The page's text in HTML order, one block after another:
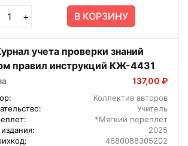
+ В КОРЗИНУ
учета проверки знаний
правил инструкций КЖ-4431
137,00 ₽
Коллектив авторов
Учитель
*Мягкий переплет
2025
4680088305202